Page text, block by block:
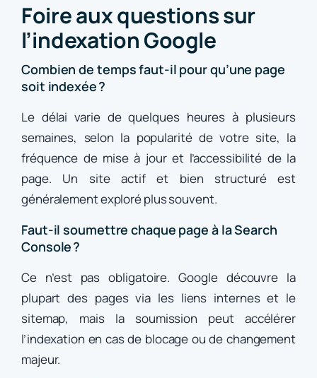
Foire aux questions sur
l’indexation Google
Combien de temps faut-il pour qu’une page
soit indexée ?
Le délai varie de quelques heures à plusieurs
semaines, selon la popularité de votre site, la
fréquence de mise à jour et l’accessibilité de la
page. Un site actif et bien structuré est
généralement exploré plus souvent.
Faut-il soumettre chaque page à la Search
Console ?
Ce n’est pas obligatoire. Google découvre la
plupart des pages via les liens internes et le
sitemap, mais la soumission peut accélérer
l’indexation en cas de blocage ou de changement
majeur.